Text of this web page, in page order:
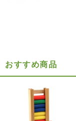
おすすめ商品